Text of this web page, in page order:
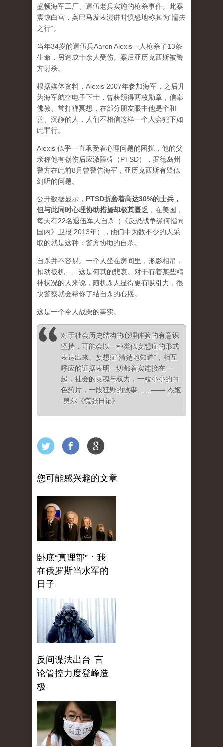
盛顿海军工厂、退伍老兵实施的枪杀事件。此案
震惊白宫，奥巴马发表演讲时愤怒地称其为“懦夫
之行”。
当年34岁的退伍兵Aaron Alexis一人枪杀了13条
生命，另造成十余人受伤。案后亚历克西斯被警
方射杀。
根据媒体资料，Alexis 2007年参加海军，之后升
为海军航空电子下士，曾获颁得两枚勋章，信奉
佛教、常打禅冥想，在部分朋友眼中他是个和
善、沉静的人，人们不相信这样一个人会犯下如
此罪行。
Alexis 似乎一直承受着心理问题的困扰，他的父
亲称他有创伤后应激障碍（PTSD），罗德岛州
警方在此前8月曾警告海军，亚历克西斯有疑似
幻听的问题。
公开数据显示， PTSD折磨着高达30%的士兵，
但与此同时心理协助措施却极其匮乏 ，在美国，
每天有22名退伍军人自杀（《反恐战争缘何指向
国内》卫报 2013年），他们中为数不少的人采
取的就是这种：警方协助的自杀。
自杀并不容易。一个人坐在房间里，形影相吊，
扣动扳机……这是何其的悲哀。对于有着某些精
神状况的人来说，随机杀人显得更有吸引力，很
快警察就会帮你了结自杀的心愿。
这是一个令人战栗的事实。
对于社会历史结构的心理体验的有意识
坚持，可能会以一种类似妄想症的形式
表达出来。妄想症“清楚地知道”，相互
呼应的证据表明一切都着实连接在一
起，社会的灵魂与权力，一粒小小的白
色药片，一段狂野的故事……—— 杰姬
·奥尔《慌张日记》
您可能感兴趣的文章
卧底“真理部”：我
在俄罗斯当水军的
日子
反间谍法出台 言
论管控力度登峰造
极